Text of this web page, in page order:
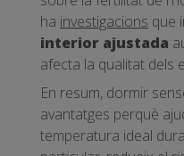
ha investigacions que
interior ajustada
afecta la qualitat dels
En resum, dormir
avantatges perquè
temperatura ideal